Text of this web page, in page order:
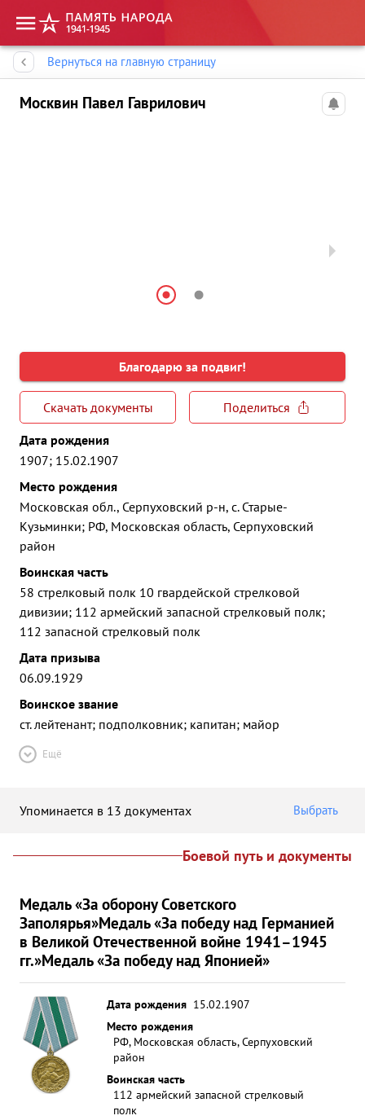
Вернуться на главную страницу
Москвин Павел Гаврилович
Благодарю за подвиг!
Скачать документы
Поделиться
Дата рождения
1907; 15.02.1907
Место рождения
Московская обл., Серпуховский р-н, с. Старые-
Кузьминки; РФ, Московская область, Серпуховский
район
Воинская часть
58 стрелковый полк 10 гвардейской стрелковой
дивизии; 112 армейский запасной стрелковый полк;
112 запасной стрелковый полк
Дата призыва
06.09.1929
Воинское звание
ст. лейтенант; подполковник; капитан; майор
Ещё
Упоминается в 13 документах Выбрать
Боевой путь и документы
Медаль «За оборону Советского
Заполярья»Медаль «За победу над Германией
в Великой Отечественной войне 1941–1945
гг.»Медаль «За победу над Японией»
Дата рождения 15.02.1907
Место рождения
РФ, Московская область, Серпуховский
район
Воинская часть
112 армейский запасной стрелковый
полк
Память народа